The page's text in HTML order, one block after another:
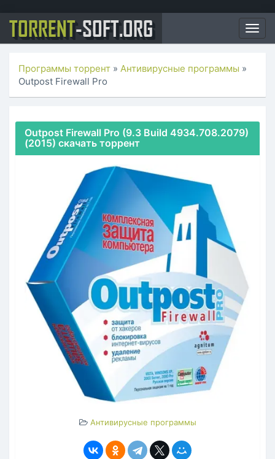
TORRENT-SOFT.ORG
Программы торрент » Антивирусные программы »
Outpost Firewall Pro
Outpost Firewall Pro (9.3 Build 4934.708.2079)
(2015) скачать торрент
Антивирусные программы